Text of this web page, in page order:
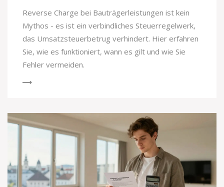
Reverse Charge bei Bauträgerleistungen ist kein
Mythos - es ist ein verbindliches Steuerregelwerk,
das Umsatzsteuerbetrug verhindert. Hier erfahren
Sie, wie es funktioniert, wann es gilt und wie Sie
Fehler vermeiden.